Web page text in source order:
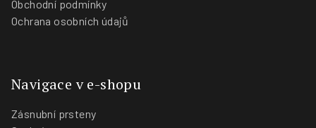
Obchodní podmínky
Ochrana osobních údajů
Navigace v e-shopu
Zásnubní prsteny